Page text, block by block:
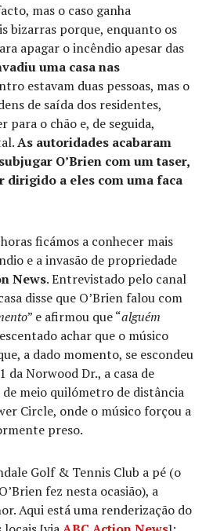
mas o caso ganha
bizarras porque, enquanto os
apagar o incêndio apesar das
uma casa nas
estavam duas pessoas, mas o
de saída dos residentes,
para o chão e, de seguida,
As autoridades acabaram
O’Brien com um taser,
dirigido a eles com uma faca
ficámos a conhecer mais
e a invasão de propriedade
News. Entrevistado pelo canal
disse que O’Brien falou com
” e afirmou que “alguém
achar que o músico
a dado momento, se escondeu
da Norwood Dr., a casa de
de meio quilómetro de distância
Circle, onde o músico forçou a
preso.
Golf & Tennis Club a pé (o
fez nesta ocasião), a
Aqui está uma renderização do